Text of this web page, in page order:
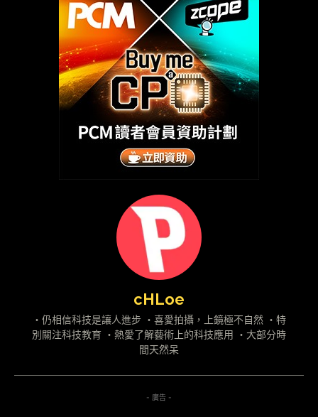
cHLoe
・仍相信科技是讓人進步 ・喜愛拍攝，上鏡極不自然 ・特
別關注科技教育 ・熱愛了解藝術上的科技應用 ・大部分時
間天然呆
- 廣告 -